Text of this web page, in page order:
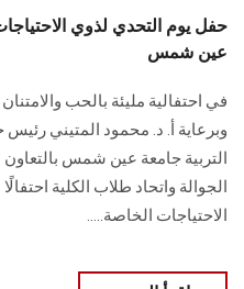
حفل يوم التحدي لذوي
عين شمس
في احتفالية مليئة بالحب
وبرعاية أ. د. محمود المتيني
التربية جامعة عين شمس
الجوالة واتحاد طلاب الكلية
الاحتياجات الخاصة.....